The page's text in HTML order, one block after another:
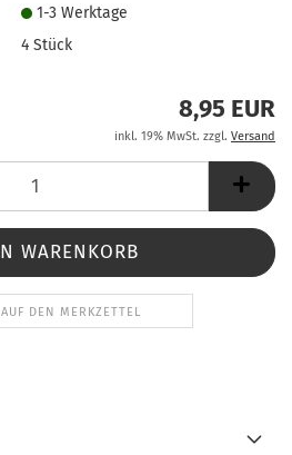
1-3 Werktage
4Stück
8,95 EUR
inkl. 19% MwSt. zzgl. Versand
AUF DEN MERKZETTEL